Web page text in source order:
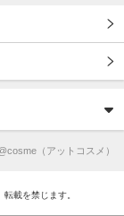
（アットコスメ）
載を禁じます。